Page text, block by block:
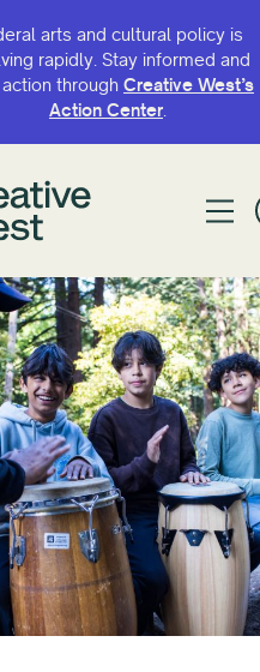
arts and cultural policy is
rapidly. Stay informed and
through Creative West’s
Action Center.